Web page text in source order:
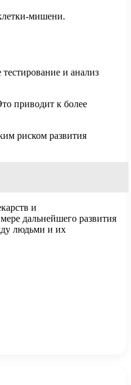
мишени.
и анализ
приводит к более
риском развития
и
дальнейшего развития
людьми и их